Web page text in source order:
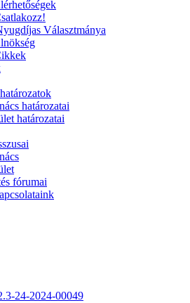
Választmánya
határozatai
határozatai
fórumai
24-2024-00049